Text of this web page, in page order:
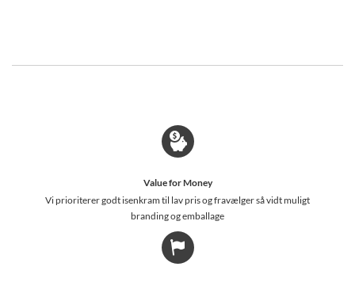
Value for Money
Vi prioriterer godt isenkram til lav pris og fravælger så vidt muligt
branding og emballage